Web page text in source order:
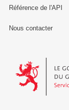
Référence de l'API
Nous contacter
Le